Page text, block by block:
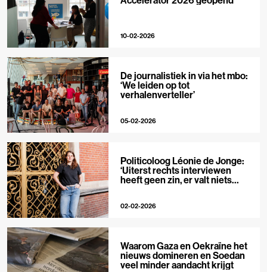
10-02-2026
De journalistiek in via het mbo:
‘We leiden op tot
verhalenverteller’
05-02-2026
Politicoloog Léonie de Jonge:
‘Uiterst rechts interviewen
heeft geen zin, er valt niets
02-02-2026
Waarom Gaza en Oekraïne het
nieuws domineren en Soedan
veel minder aandacht krijgt